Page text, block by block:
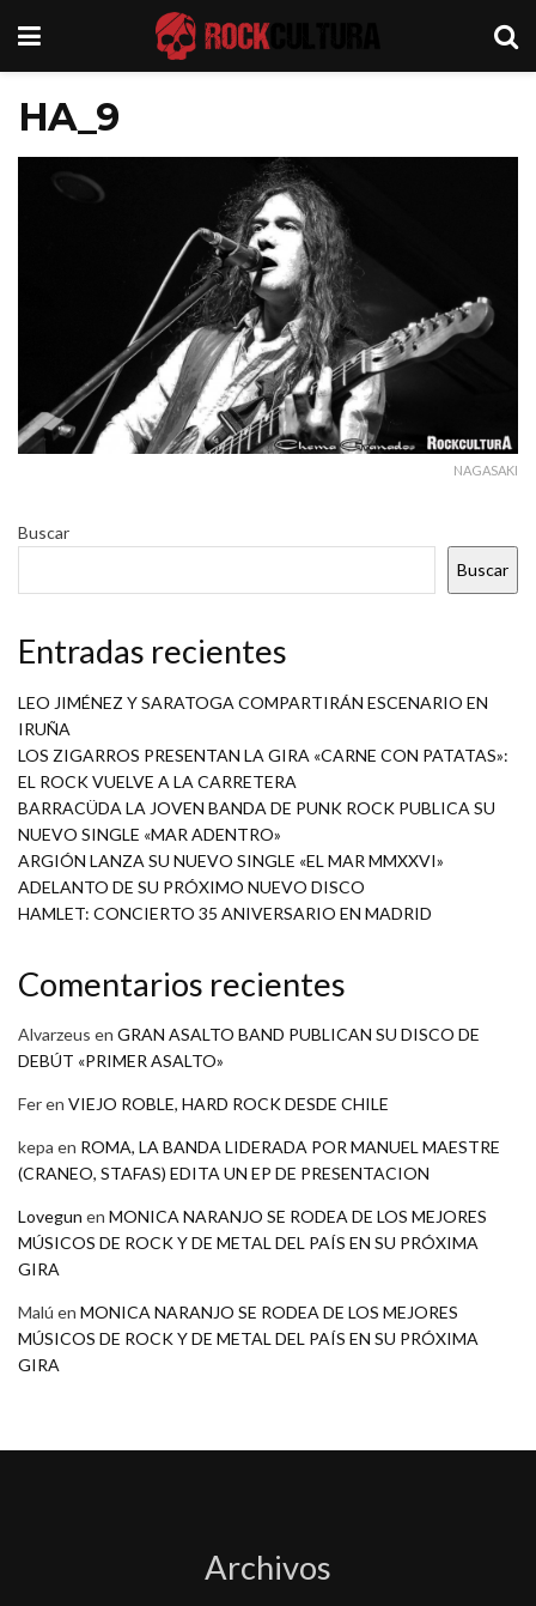
HA_9
NAGASAKI
Buscar
Buscar
Entradas recientes
LEO JIMÉNEZ Y SARATOGA COMPARTIRÁN ESCENARIO EN
IRUÑA
LOS ZIGARROS PRESENTAN LA GIRA «CARNE CON PATATAS»:
EL ROCK VUELVE A LA CARRETERA
BARRACÜDA LA JOVEN BANDA DE PUNK ROCK PUBLICA SU
NUEVO SINGLE «MAR ADENTRO»
ARGIÓN LANZA SU NUEVO SINGLE «EL MAR MMXXVI»
ADELANTO DE SU PRÓXIMO NUEVO DISCO
HAMLET: CONCIERTO 35 ANIVERSARIO EN MADRID
Comentarios recientes
Alvarzeus en GRAN ASALTO BAND PUBLICAN SU DISCO DE
DEBÚT «PRIMER ASALTO»
Feren VIEJO ROBLE, HARD ROCK DESDE CHILE
kepa en ROMA, LA BANDA LIDERADA POR MANUEL MAESTRE
(CRANEO, STAFAS) EDITA UN EP DE PRESENTACION
Lovegun en MONICA NARANJO SE RODEA DE LOS MEJORES
MÚSICOS DE ROCK Y DE METAL DEL PAÍS EN SU PRÓXIMA
GIRA
Malú en MONICA NARANJO SE RODEA DE LOS MEJORES
MÚSICOS DE ROCK Y DE METAL DEL PAÍS EN SU PRÓXIMA
GIRA
Archivos